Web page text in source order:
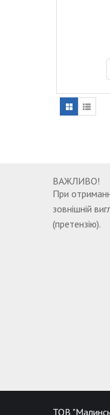
ВАЖЛИВО!
При
зовнішній
(претензію).
ТОВ